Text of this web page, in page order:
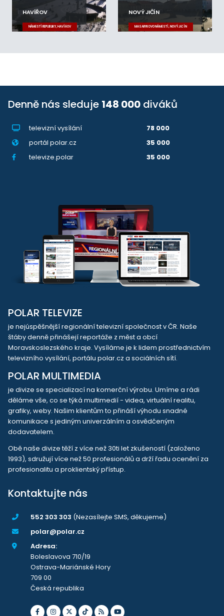
HAVÍŘOV
NÁMĚSTÍ REPUBLIKY, HAVÍŘOV
NOVÝ JIČÍN
MASARYKOVO NÁMĚSTÍ, NOVÝ JIČÍN
Denně nás sleduje 148 000 diváků
televizní vysílání
78 000
portál polar.cz
35 000
televize.polar
35 000
POLAR TELEVIZE
je nejúspěšnější regionální televizní společnost v ČR. Naše
štáby denně přinášejí reportáže z měst a obcí
Moravskoslezského kraje. Vysíláme je k lidem prostřednictvím
televizního vysílání, portálu polar.cz a sociálních sítí.
POLAR MULTIMEDIA
je divize se specializací na komerční výrobu. Umíme a rádi
děláme vše, co se týká multimedií - videa, virtuální realitu,
grafiky, weby. Našim klientům to přináší výhodu snadné
komunikace s jediným univerzálním a osvědčeným
dodavatelem.
Obě naše divize těží z více než 30ti let zkušeností (založeno
1993), sdružují více než 50 profesionálů a drží řadu ocenění za
profesionalitu a proklientský přístup.
Kontaktujte nás
552 303 303 (Nezasílejte SMS, děkujeme)
polar@polar.cz
Adresa:
Boleslavova 710/19
Ostrava-Mariánské Hory
709 00
Česká republika